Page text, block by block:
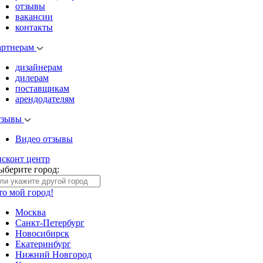
отзывы
вакансии
контакты
дизайнерам
дилерам
поставщикам
арендодателям
Видео отзывы
центр
город:
мой город!
Москва
Санкт-Петербург
Новосибирск
Екатеринбург
Нижний Новгород